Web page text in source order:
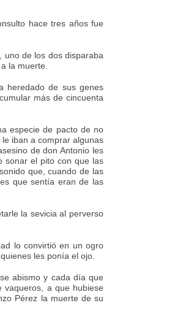
hace tres años fue
uno de los dos disparaba
la muerte.
heredado de sus genes
más de cincuenta
especie de pacto de no
iban a comprar algunas
de don Antonio les
sonar el pito con que las
que, cuando de las
que sentía eran de las
la sevicia al perverso
lo convirtió en un ogro
les ponía el ojo.
abismo y cada día que
vaqueros, a que hubiese
Pérez la muerte de su